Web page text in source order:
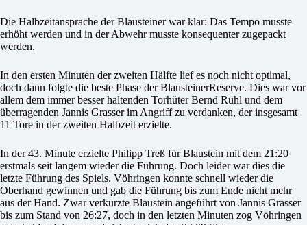
Die Halbzeitansprache der Blausteiner war klar: Das Tempo musste
erhöht werden und in der Abwehr musste konsequenter zugepackt
werden.
In den ersten Minuten der zweiten Hälfte lief es noch nicht optimal,
doch dann folgte die beste Phase der BlausteinerReserve. Dies war vor
allem dem immer besser haltenden Torhüter Bernd Rühl und dem
überragenden Jannis Grasser im Angriff zu verdanken, der insgesamt
11 Tore in der zweiten Halbzeit erzielte.
In der 43. Minute erzielte Philipp Treß für Blaustein mit dem 21:20
erstmals seit langem wieder die Führung. Doch leider war dies die
letzte Führung des Spiels. Vöhringen konnte schnell wieder die
Oberhand gewinnen und gab die Führung bis zum Ende nicht mehr
aus der Hand. Zwar verkürzte Blaustein angeführt von Jannis Grasser
bis zum Stand von 26:27, doch in den letzten Minuten zog Vöhringen